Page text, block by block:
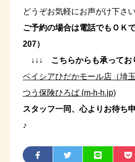
どうぞお気軽にお声がけ下さ
ご予約の場合は電話でもＯＫ
207）
↓↓↓ こちらからも承ってお
ベイシアひだかモール店（埼
つう保険ひろば (m-h-h.jp)
スタッフ一同、心よりお待ち
♪